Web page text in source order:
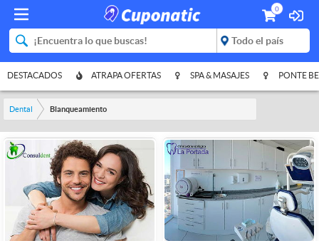
0
DESTACADOS ATRAPA OFERTAS SPA & MASAJES PONTE
Dental Blanqueamiento